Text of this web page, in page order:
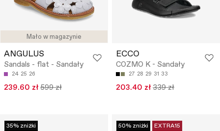
Mało w magazynie
ANGULUS
Sandals - flat - Sandały
24 25 26
239.60 zł 599 zł
ECCO
COZMO K - Sandały
27 28 29 31 33
203.40 zł 339 zł
35% zniżki 50% zniżki EXTRA15